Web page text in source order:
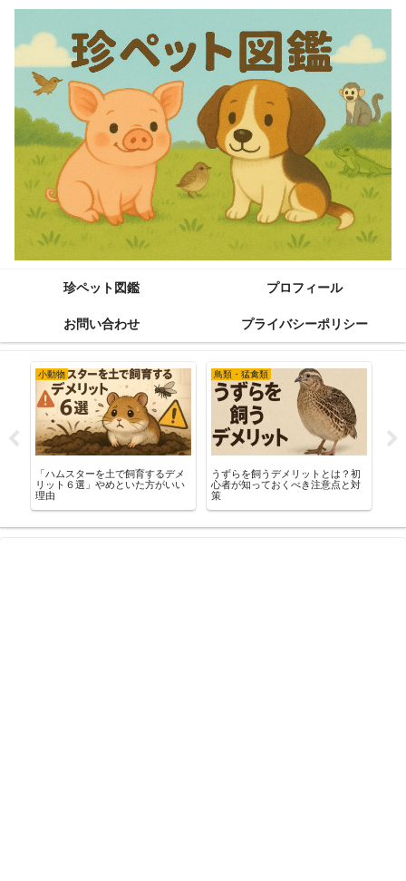
珍ペット図鑑 プロフィール
お問い合わせ プライバシーポリシー
小動物
「ハムスターを土で飼育するデメ
リット６選」やめといた方がいい
理由
鳥類・猛禽類
うずらを飼うデメリットとは？初
心者が知っておくべき注意点と対
策